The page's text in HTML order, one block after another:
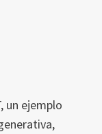
un ejemplo